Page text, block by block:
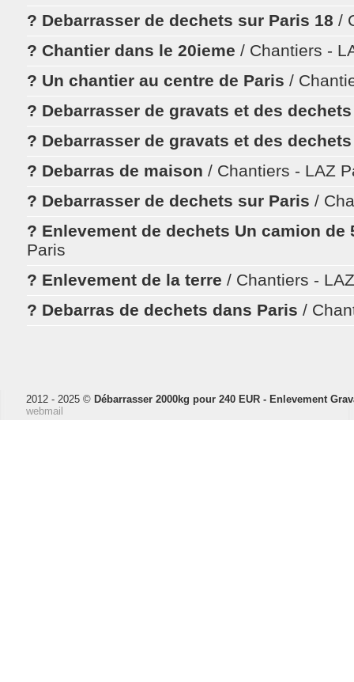
? Debarrasser de dechets sur Paris 18 /
? Chantier dans le 20ieme / Chantiers -
? Un chantier au centre de Paris /
? Debarrasser de gravats et des
? Debarrasser de gravats et des
? Debarras de maison / Chantiers - LAZ
? Debarrasser de dechets sur Paris /
? Enlevement de dechets Un camion de
Paris
? Enlevement de la terre / Chantiers -
? Debarras de dechets dans Paris /
2012 - 2025 © Débarrasser 2000kg pour 240 EUR - Enlevement
webmail